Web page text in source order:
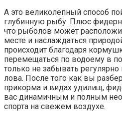
А это великолепный способ
глубинную рыбу. Плюс
что рыболов может
месте и наслаждаться
происходит благодаря
перемещаться по водоему в
только не забывать
лова. После того как вы
прикорма и видах удилищ,
вас динамичным и полным
спорта на свежем воздухе.